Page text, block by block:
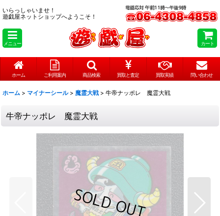
いらっしゃいませ！
遊戯屋ネットショップへようこそ！
メニュー カート
ホーム ご利用案内 商品検索 買取と査定 買取実績 問い合わせ
ホーム > マイナーシール > 魔霊大戦 > 牛帝ナッポレ 魔霊大戦
牛帝ナッポレ 魔霊大戦